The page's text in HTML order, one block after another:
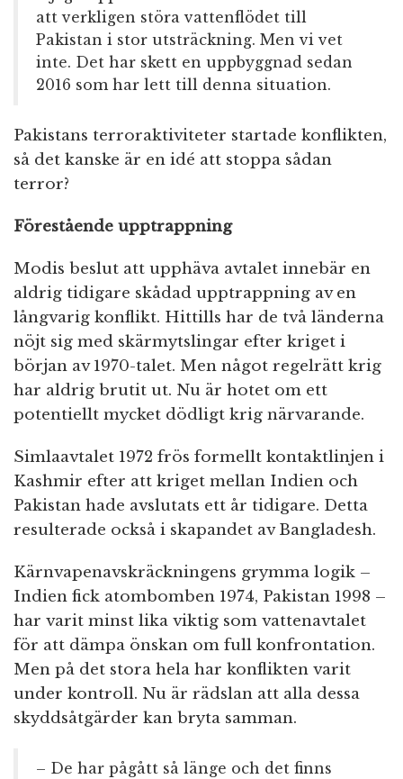
att verkligen störa vattenflödet till
Pakistan i stor utsträckning. Men vi vet
inte. Det har skett en uppbyggnad sedan
2016 som har lett till denna situation.
Pakistans terroraktiviteter startade konflikten,
så det kanske är en idé att stoppa sådan
terror?
Förestående upptrappning
Modis beslut att upphäva avtalet innebär en
aldrig tidigare skådad upptrappning av en
långvarig konflikt. Hittills har de två länderna
nöjt sig med skärmytslingar efter kriget i
början av 1970-talet. Men något regelrätt krig
har aldrig brutit ut. Nu är hotet om ett
potentiellt mycket dödligt krig närvarande.
Simlaavtalet 1972 frös formellt kontaktlinjen i
Kashmir efter att kriget mellan Indien och
Pakistan hade avslutats ett år tidigare. Detta
resulterade också i skapandet av Bangladesh.
Kärnvapenavskräckningens grymma logik –
Indien fick atombomben 1974, Pakistan 1998 –
har varit minst lika viktig som vattenavtalet
för att dämpa önskan om full konfrontation.
Men på det stora hela har konflikten varit
under kontroll. Nu är rädslan att alla dessa
skyddsåtgärder kan bryta samman.
– De har pågått så länge och det finns